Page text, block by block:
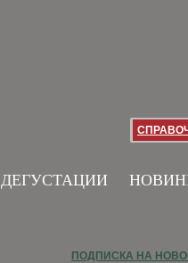
ДЕГУСТАЦИИ
ПОДПИСКА НА